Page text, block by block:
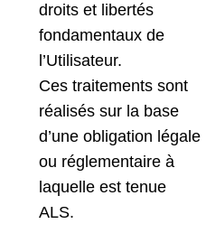
droits et libertés
fondamentaux de
l’Utilisateur.
Ces traitements sont
réalisés sur la base
d’une obligation légale
ou réglementaire à
laquelle est tenue
ALS.